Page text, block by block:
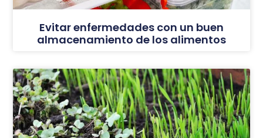
Evitar enfermedades con un buen
almacenamiento de los alimentos